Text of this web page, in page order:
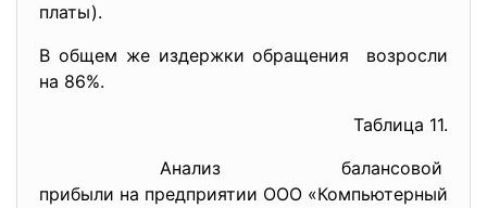
платы).
В общем же издержки обращения возросли
на 86%.
Таблица 11.
Анализ балансовой
прибыли на предприятии ООО «Компьютерный